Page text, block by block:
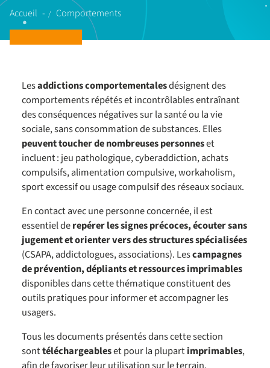
Accueil Comportements
Lesaddictions comportementalesdésignent des
comportements répétés et incontrôlables entraînant
des conséquences négatives sur la santé ou la vie
sociale, sans consommation de substances. Elles
peuvent toucher de nombreuses personneset
incluent : jeu pathologique, cyberaddiction, achats
compulsifs, alimentation compulsive, workaholism,
sport excessif ou usage compulsif des réseaux sociaux.
En contact avec une personne concernée, il est
essentiel derepérer les signes précoces, écouter sans
jugement et orienter vers des structures spécialisées
(CSAPA, addictologues, associations). Lescampagnes
de prévention, dépliants et ressources imprimables
disponibles dans cette thématique constituent des
outils pratiques pour informer et accompagner les
usagers.
Tous les documents présentés dans cette section
sonttéléchargeableset pour la plupartimprimables,